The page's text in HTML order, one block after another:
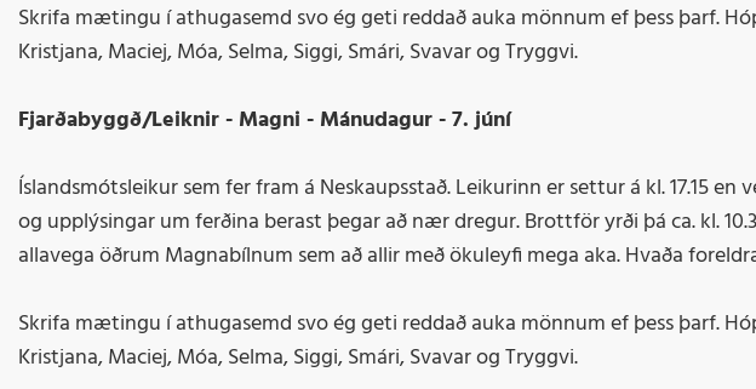
Skrifa mætingu í athugasemd svo ég geti reddað auka mönnum ef þess þarf.
Kristjana, Maciej, Móa, Selma, Siggi, Smári, Svavar og Tryggvi.
Fjarðabyggð/Leiknir - Magni - Mánudagur - 7. júní
Íslandsmótsleikur sem fer fram á Neskaupsstað. Leikurinn er settur á kl. 17.15
og upplýsingar um ferðina berast þegar að nær dregur. Brottför yrði þá ca. kl.
allavega öðrum Magnabílnum sem að allir með ökuleyfi mega aka. Hvaða
Skrifa mætingu í athugasemd svo ég geti reddað auka mönnum ef þess þarf.
Kristjana, Maciej, Móa, Selma, Siggi, Smári, Svavar og Tryggvi.